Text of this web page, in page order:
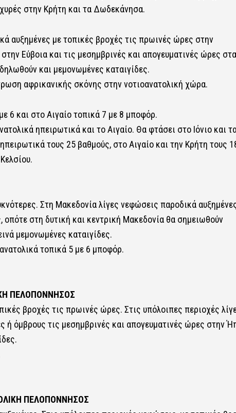
στην Κρήτη και τα Δωδεκάνησα.
αυξημένες με τοπικές βροχές τις πρωινές ώρες στην
Εύβοια και τις μεσημβρινές και απογευματινές ώρες στα
και μεμονωμένες καταιγίδες.
αφρικανικής σκόνης στην νοτιοανατολική χώρα.
6 και στο Αιγαίο τοπικά 7 με 8 μποφόρ.
ηπειρωτικά και το Αιγαίο. Θα φτάσει στο Ιόνιο και
τους 25 βαθμούς, στο Αιγαίο και την Κρήτη τους
Στη Μακεδονία λίγες νεφώσεις παροδικά
στη δυτική και κεντρική Μακεδονία θα σημειωθούν
μεμονωμένες καταιγίδες.
τοπικά 5 με 6 μποφόρ.
ΠΕΛΟΠΟΝΝΗΣΟΣ
βροχές τις πρωινές ώρες. Στις υπόλοιπες περιοχές
ή όμβρους τις μεσημβρινές και απογευματινές ώρες στην
ΠΕΛΟΠΟΝΝΗΣΟΣ